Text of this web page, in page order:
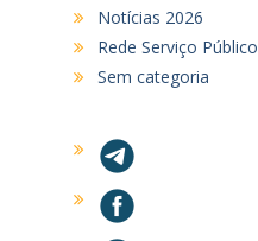
Notícias 2026
Rede Serviço Público
Sem categoria